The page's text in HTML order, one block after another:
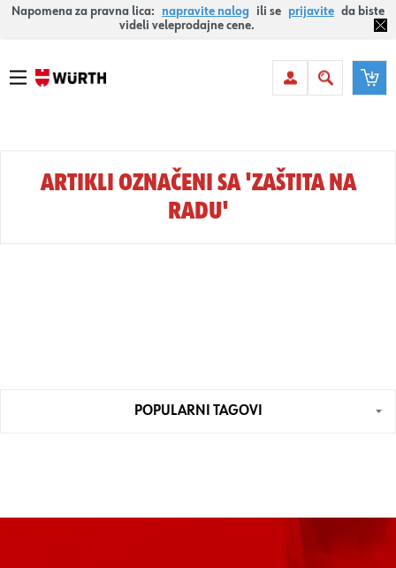
Napomena za pravna lica: napravite nalog ili se prijavite da biste
videli veleprodajne cene.
ARTIKLI OZNAČENI SA 'ZAŠTITA NA
RADU'
POPULARNI TAGOVI